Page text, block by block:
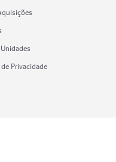
Privacidade